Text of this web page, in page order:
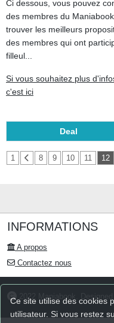
Ci dessous, vous pouvez
des membres du
trouver les meilleurs
des membres qui ont
filleul...
Si vous souhaitez plus
c'est ici
Deal
1 8 9 10 11 12
INFORMATIONS
A propos
Contactez nous
2022 Maniabook. Designed
Ce site utilise des cookies
utilisateur. Si vous restez